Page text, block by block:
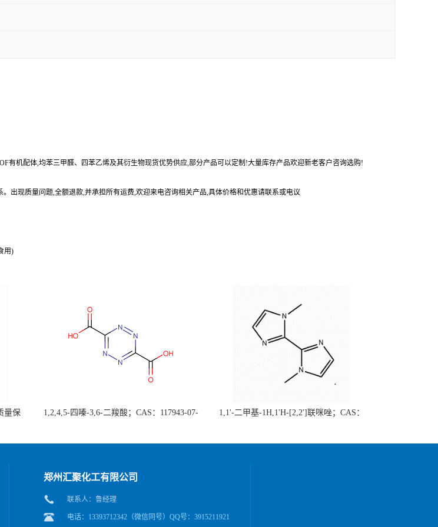
有机配体,均苯三甲醛、四苯乙烯及其衍生物现货优势供应,部分产品可以定制!大量库存产品欢迎新老客户咨询选购!
出现质量问题,全额退款,并承担所有运费,欢迎来电咨询相关产品,具体价格和优惠请联系或电议
用)
量保
1,2,4,5-四嗪-3,6-二羧酸；CAS：117943-07-
应，科研产品，高校/研究所/科研单位先发
1,1'-二甲基-1H,1'H-[2,2']联咪唑；CAS：
主生产，主营产品，价格优惠（科研产品，
郑州汇聚化工有限公司
联系人：鲁经理
电话：13393712342（微信同号）QQ号：3915211921